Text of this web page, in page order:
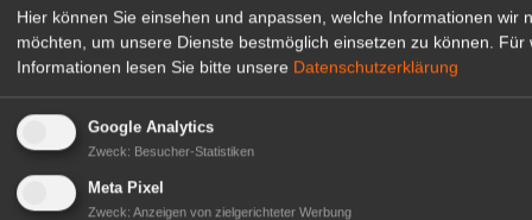
Mitarbeiter (m/w/d) für unsere
Logistikhalle
Herongen
zur Stellenanzeige
GABOT Immobilienangebote
Hier können Sie einsehen und anpassen, welche Informationen wir
möchten, um unsere Dienste bestmöglich einsetzen zu können.
Für
Informationen lesen Sie bitte unsere Datenschutzerklärung
Google Analytics
Zweck: Besucher-Statistiken
Meta Pixel
Zweck: Anzeigen von zielgerichteter Werbung